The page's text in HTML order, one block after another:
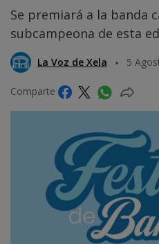
Se premiará a la banda
subcampeona de esta
La Voz de Xela 5
Comparte